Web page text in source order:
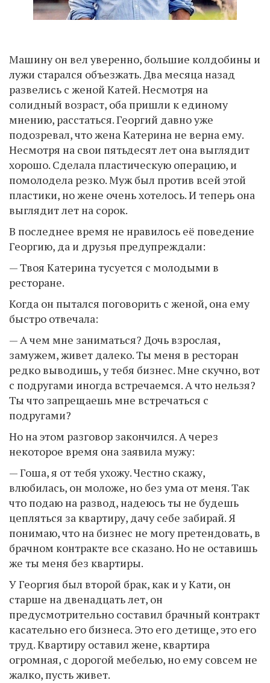
Машину он вел уверенно, большие колдобины и
лужи старался объезжать. Два месяца назад
развелись с женой Катей. Несмотря на
солидный возраст, оба пришли к единому
мнению, расстаться. Георгий давно уже
подозревал, что жена Катерина не верна ему.
Несмотря на свои пятьдесят лет она выглядит
хорошо. Сделала пластическую операцию, и
помолодела резко. Муж был против всей этой
пластики, но жене очень хотелось. И теперь она
выглядит лет на сорок.
В последнее время не нравилось её поведение
Георгию, да и друзья предупреждали:
— Твоя Катерина тусуется с молодыми в
ресторане.
Когда он пытался поговорить с женой, она ему
быстро отвечала:
— А чем мне заниматься? Дочь взрослая,
замужем, живет далеко. Ты меня в ресторан
редко выводишь, у тебя бизнес. Мне скучно, вот
с подругами иногда встречаемся. А что нельзя?
Ты что запрещаешь мне встречаться с
подругами?
Но на этом разговор закончился. А через
некоторое время она заявила мужу:
— Гоша, я от тебя ухожу. Честно скажу,
влюбилась, он моложе, но без ума от меня. Так
что подаю на развод, надеюсь ты не будешь
цепляться за квартиру, дачу себе забирай. Я
понимаю, что на бизнес не могу претендовать, в
брачном контракте все сказано. Но не оставишь
же ты меня без квартиры.
У Георгия был второй брак, как и у Кати, он
старше на двенадцать лет, он
предусмотрительно составил брачный контракт
касательно его бизнеса. Это его детище, это его
труд. Квартиру оставил жене, квартира
огромная, с дорогой мебелью, но ему совсем не
жалко, пусть живет.